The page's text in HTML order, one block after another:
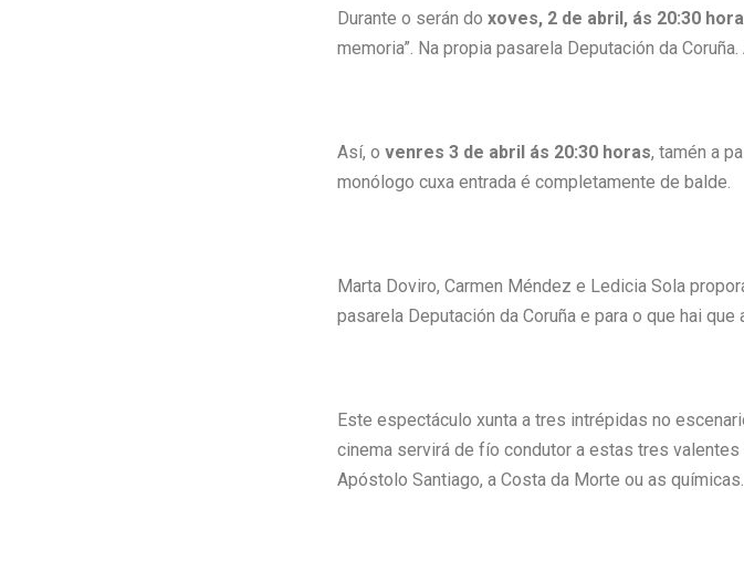
Durante o serán do xoves, 2 de abril, ás 20:30
memoria”. Na propia pasarela Deputación da
Así, o venres 3 de abril ás 20:30 horas, tamén a
monólogo cuxa entrada é completamente de balde.
Marta Doviro, Carmen Méndez e Ledicia Sola
pasarela Deputación da Coruña e para o que hai
Este espectáculo xunta a tres intrépidas no
cinema servirá de fío condutor a estas tres
Apóstolo Santiago, a Costa da Morte ou as químicas.